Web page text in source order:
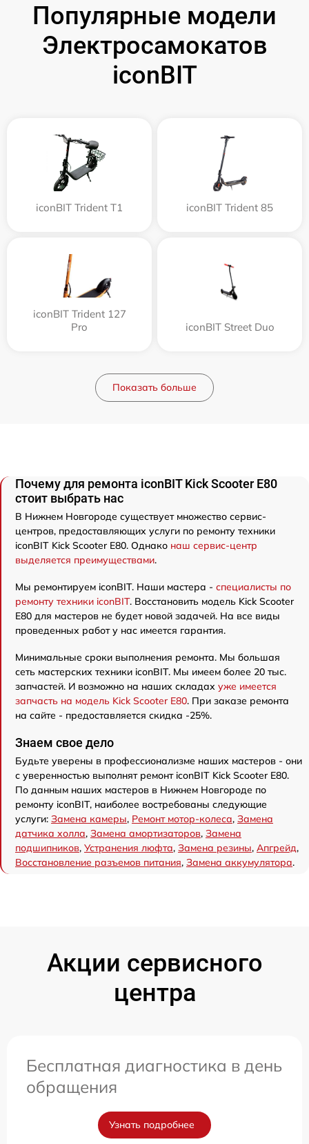
Популярные модели
Электросамокатов
iconBIT
iconBIT Trident T1 iconBIT Trident 85
iconBIT Trident 127
Pro
iconBIT Street Duo
Показать больше
Почему для ремонта iconBIT Kick Scooter E80
стоит выбрать нас
В Нижнем Новгороде существует множество сервис-
центров, предоставляющих услуги по ремонту техники
iconBIT Kick Scooter E80. Однако наш сервис-центр
выделяется преимуществами.
Мы ремонтируем iconBIT. Наши мастера - специалисты по
ремонту техники iconBIT. Восстановить модель Kick Scooter
E80 для мастеров не будет новой задачей. На все виды
проведенных работ у нас имеется гарантия.
Минимальные сроки выполнения ремонта. Мы большая
сеть мастерских техники iconBIT. Мы имеем более 20 тыс.
запчастей. И возможно на наших складах уже имеется
запчасть на модель Kick Scooter E80. При заказе ремонта
на сайте - предоставляется скидка -25%.
Знаем свое дело
Будьте уверены в профессионализме наших мастеров - они
с уверенностью выполнят ремонт iconBIT Kick Scooter E80.
По данным наших мастеров в Нижнем Новгороде по
ремонту iconBIT, наиболее востребованы следующие
услуги: Замена камеры, Ремонт мотор-колеса, Замена
датчика холла, Замена амортизаторов, Замена
подшипников, Устранения люфта, Замена резины, Апгрейд,
Восстановление разъемов питания, Замена аккумулятора.
Акции сервисного
центра
Бесплатная диагностика в день
обращения
Узнать подробнее